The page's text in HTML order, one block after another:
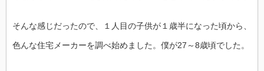
そんな感じだったので、１人目の子供が１歳半になった頃から、
色んな住宅メーカーを調べ始めました。僕が27～8歳頃でした。